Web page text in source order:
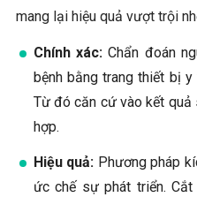
mang lại hiệu quả vượt trội
Chính xác:Chẩn đoán
bệnh bằng trang thiết bị
Từ đó căn cứ vào kết
hợp.
Hiệu quả: Phương pháp
ức chế sự phát triển.